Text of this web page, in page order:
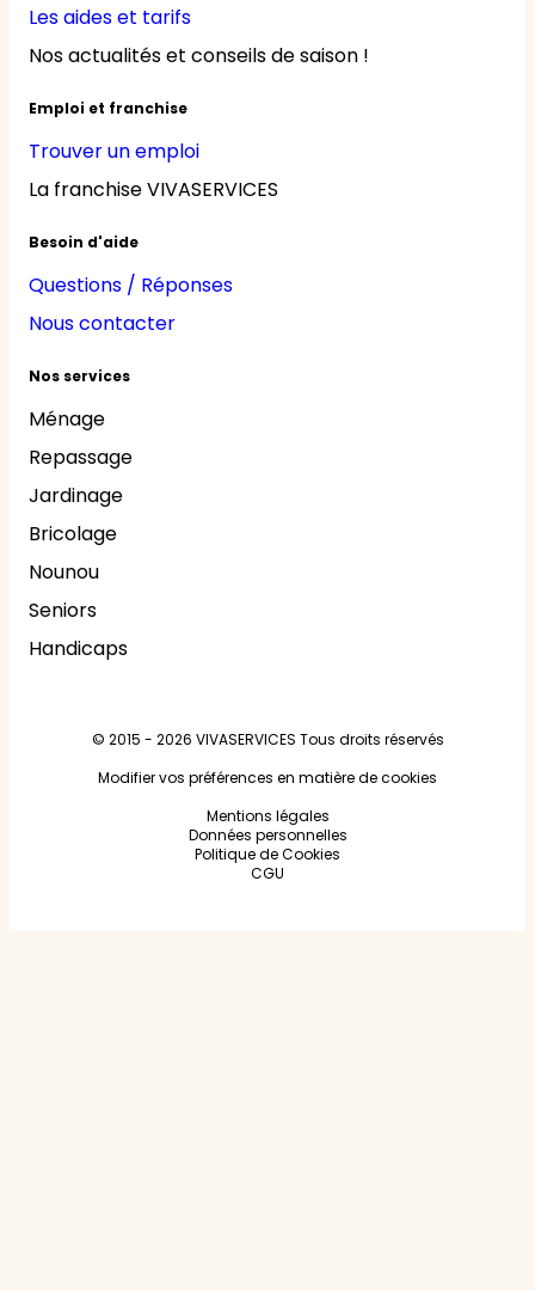
Les aides et tarifs
Nos actualités et conseils de saison !
Emploi et franchise
Trouver un emploi
La franchise VIVASERVICES
Besoin d'aide
Questions / Réponses
Nous contacter
Nos services
Ménage
Repassage
Jardinage
Bricolage
Nounou
Seniors
Handicaps
© 2015 - 2026 VIVASERVICES Tous droits réservés
Modifier vos préférences en matière de cookies
Mentions légales
Données personnelles
Politique de Cookies
CGU